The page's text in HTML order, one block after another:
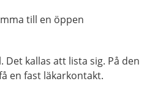
till en öppen
kallas att lista sig. På den
en fast läkarkontakt.